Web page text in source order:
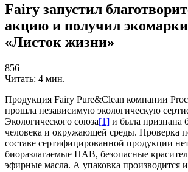
Fairy запустил
акцию и получил
«Листок жизни»
856
Читать: 4 мин.
Продукция Fairy Pure&Clean компании
прошла независимую экологическую
Экологического союза[1] и была признана
человека и окружающей среды. Проверка
составе сертифицированной продукции
биоразлагаемые ПАВ, безопасные
эфирные масла. А упаковка производится